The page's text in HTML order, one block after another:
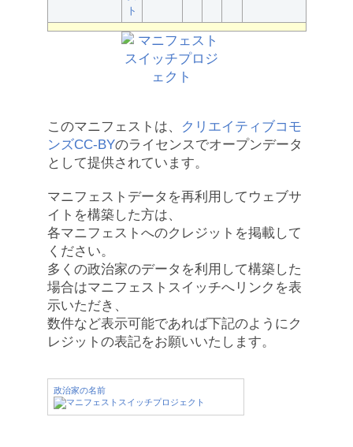
ト
このマニフェストは、
クリエイティブコモ
ンズCC-BYのライセンスでオープンデータ
として提供されています。
マニフェストデータを再利用してウェブサ
イトを構築した方は、
各マニフェストへのクレジットを掲載して
ください。
多くの政治家のデータを利用して構築した
場合はマニフェストスイッチへリンクを表
示いただき、
数件など表示可能であれば下記のようにク
レジットの表記をお願いいたします。
政治家の名前